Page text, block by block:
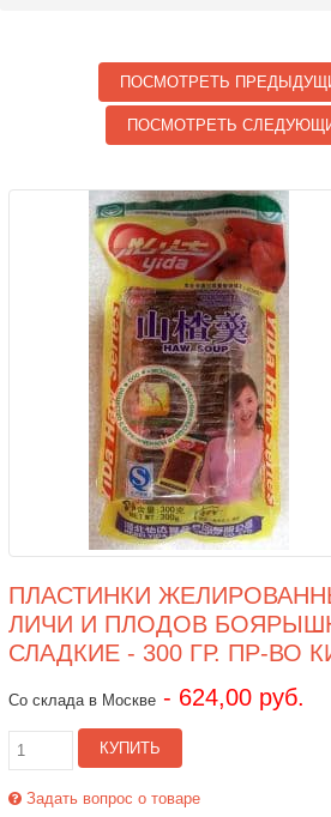
ПОСМОТРЕТЬ
ПОСМОТРЕТЬ
ПЛАСТИНКИ
ЛИЧИ И ПЛОДОВ
СЛАДКИЕ - 300 ГР. ПР-ВО
Со склада в Москве- 624,00 руб.
КУПИТЬ
Задать вопрос о товаре